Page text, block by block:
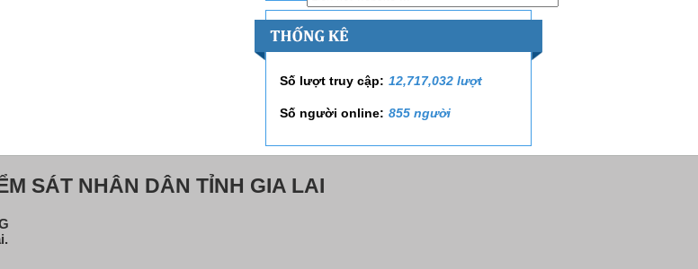
Số lượt truy cập: 12,717,032 lượt
Số người online: 855 người
SÁT NHÂN DÂN TỈNH GIA LAI